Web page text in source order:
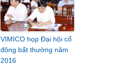
VIMICO họp Đại hội cổ
đông bất thường năm
2016